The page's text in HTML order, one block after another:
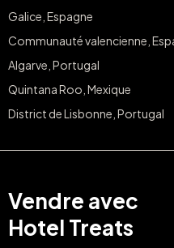
Galice, Espagne
Communauté valencienne,
Algarve, Portugal
Quintana Roo, Mexique
District de Lisbonne, Portugal
Vendre avec
Hotel Treats